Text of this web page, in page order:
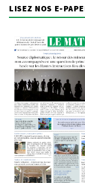
LISEZ NOS E-